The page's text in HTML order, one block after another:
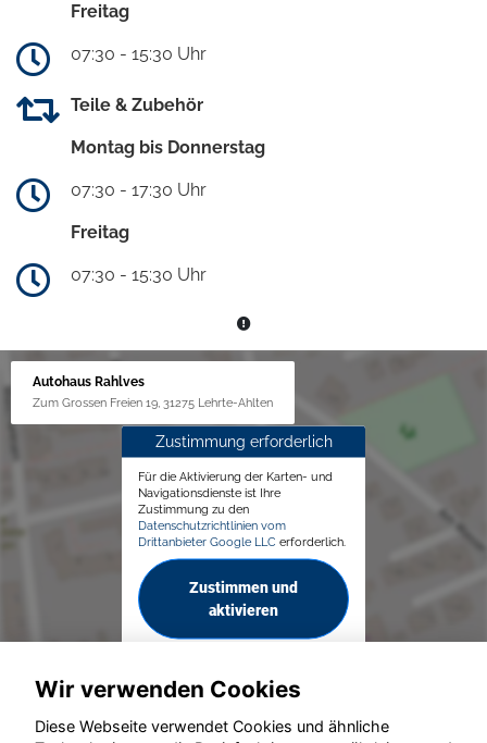
Freitag
07:30 - 15:30 Uhr
Teile & Zubehör
Montag bis Donnerstag
07:30 - 17:30 Uhr
Freitag
07:30 - 15:30 Uhr
Autohaus Rahlves
Zum Grossen Freien 19, 31275 Lehrte-Ahlten
Zustimmung erforderlich
Für die Aktivierung der Karten- und
Navigationsdienste ist Ihre
Zustimmung zu den
Datenschutzrichtlinien vom
Drittanbieter Google LLC erforderlich.
Zustimmen und
aktivieren
Wir verwenden Cookies
Diese Webseite verwendet Cookies und ähnliche